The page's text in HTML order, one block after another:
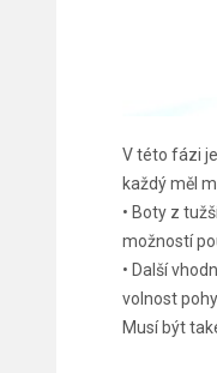
V této fázi
každý měl
• Boty z
možností
• Další
volnost
Musí být